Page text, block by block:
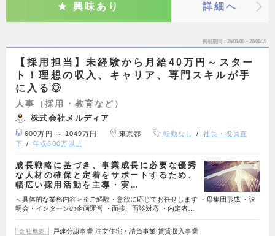
興味あり 詳細へ
掲載期間 26/08/06～26/08/19
【採用担当】未経験から月給40万円～スター
ト！理想の収入、キャリア、専門スキルが手
に入る◎
人事（採用・教育など）
株式会社メルディア
600万円 ～ 1049万円 東京都 転勤なし
社長・役員直
下
年収600万以上
成長戦略に基づき、事業成長に必要な優秀
な人材の確保と定着をサポートするため、
幅広い採用活動を主導・実…
＜具体的な業務内容＞※ご経験・意欲に応じてお任せします ・母集団形成 ・説
明会・インターンの企画運営 ・面接、面談対応 ・内定者…
会社概要 戸建分譲事業 注文住宅・請負事業 賃貸収入事業